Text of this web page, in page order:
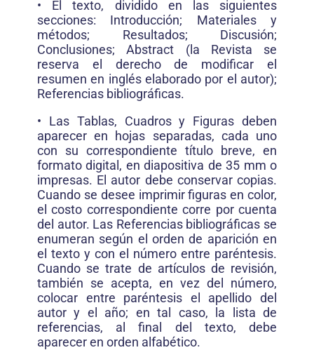
• El texto, dividido en las siguientes
secciones: Introducción; Materiales y
métodos; Resultados; Discusión;
Conclusiones; Abstract (la Revista se
reserva el derecho de modificar el
resumen en inglés elaborado por el autor);
Referencias bibliográficas.
• Las Tablas, Cuadros y Figuras deben
aparecer en hojas separadas, cada uno
con su correspondiente título breve, en
formato digital, en diapositiva de 35 mm o
impresas. El autor debe conservar copias.
Cuando se desee imprimir figuras en color,
el costo correspondiente corre por cuenta
del autor. Las Referencias bibliográficas se
enumeran según el orden de aparición en
el texto y con el número entre paréntesis.
Cuando se trate de artículos de revisión,
también se acepta, en vez del número,
colocar entre paréntesis el apellido del
autor y el año; en tal caso, la lista de
referencias, al final del texto, debe
aparecer en orden alfabético.